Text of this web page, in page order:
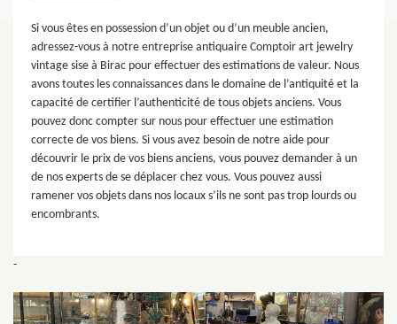
Si vous êtes en possession d’un objet ou d’un meuble ancien,
adressez-vous à notre entreprise antiquaire Comptoir art jewelry
vintage sise à Birac pour effectuer des estimations de valeur. Nous
avons toutes les connaissances dans le domaine de l’antiquité et la
capacité de certifier l’authenticité de tous objets anciens. Vous
pouvez donc compter sur nous pour effectuer une estimation
correcte de vos biens. Si vous avez besoin de notre aide pour
découvrir le prix de vos biens anciens, vous pouvez demander à un
de nos experts de se déplacer chez vous. Vous pouvez aussi
ramener vos objets dans nos locaux s’ils ne sont pas trop lourds ou
encombrants.
-